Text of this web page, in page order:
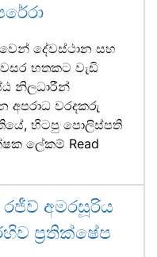
දේවස්ථාන සහ
හතකට වැඩි
නිලධාරීන්
අපරාධ වරදකරු
හිටපු පොලිස්පති
ලේකම් Read
අමරසූරිය
ප්‍රතික්ෂේප